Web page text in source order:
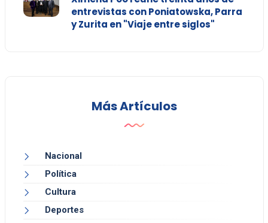
entrevistas con Poniatowska, Parra
y Zurita en "Viaje entre siglos"
Más Artículos
Nacional
Política
Cultura
Deportes